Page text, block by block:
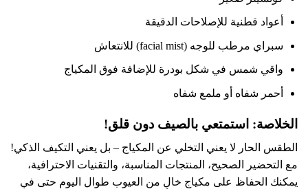
أعواد قطنية للإصلاحات الدقيقة
سبراي مرطب للوجه (facial mist) للانتعاش
واقي شمس في شكل بودرة للإضافة فوق المكياج
أحمر شفاه أو ملمع شفاه
الخلاصة: استمتعي بالصيف دون قلق!
الطقس الحار لا يعني التخلي عن المكياج – بل يعني التكيف الذكي!
مع التحضير الصحيح، المنتجات المناسبة، والتقنيات الاحترافية،
يمكنك الحفاظ على مكياج خالٍ من العيوب طوال اليوم حتى في